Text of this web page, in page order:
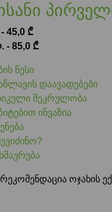
45,0 ₾
- 85,0 ₾
წესი
დაავადებები
შეკრულობა
ინვაზია
ოჯახის